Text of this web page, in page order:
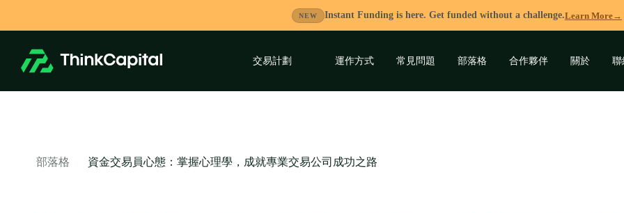
NEW Instant Funding is here. Get funded without a challenge.Learn More→
交易計劃 運作方式 常見問題 部落格 合作夥伴 關於 聯
部落格 資金交易員心態：掌握心理學，成就專業交易公司成功之路